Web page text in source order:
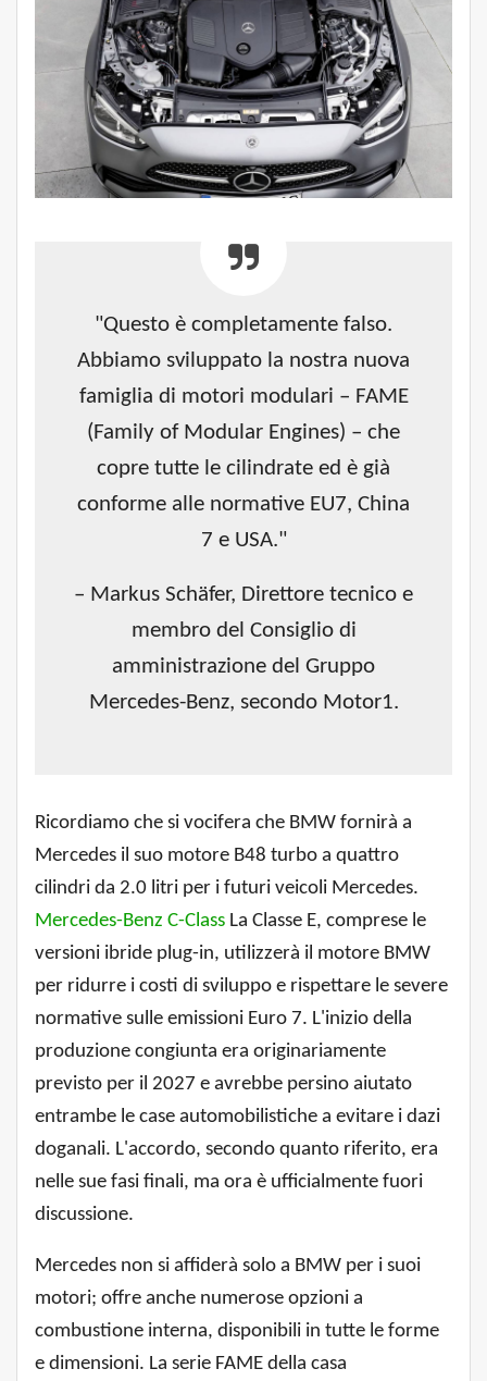
"Questo è completamente falso.
Abbiamo sviluppato la nostra nuova
famiglia di motori modulari – FAME
(Family of Modular Engines) – che
copre tutte le cilindrate ed è già
conforme alle normative EU7, China
7 e USA."
– Markus Schäfer, Direttore tecnico e
membro del Consiglio di
amministrazione del Gruppo
Mercedes-Benz, secondo Motor1.
Ricordiamo che si vocifera che BMW fornirà a
Mercedes il suo motore B48 turbo a quattro
cilindri da 2.0 litri per i futuri veicoli Mercedes.
Mercedes-Benz C-Class La Classe E, comprese le
versioni ibride plug-in, utilizzerà il motore BMW
per ridurre i costi di sviluppo e rispettare le severe
normative sulle emissioni Euro 7. L'inizio della
produzione congiunta era originariamente
previsto per il 2027 e avrebbe persino aiutato
entrambe le case automobilistiche a evitare i dazi
doganali. L'accordo, secondo quanto riferito, era
nelle sue fasi finali, ma ora è ufficialmente fuori
discussione.
Mercedes non si affiderà solo a BMW per i suoi
motori; offre anche numerose opzioni a
combustione interna, disponibili in tutte le forme
e dimensioni. La serie FAME della casa